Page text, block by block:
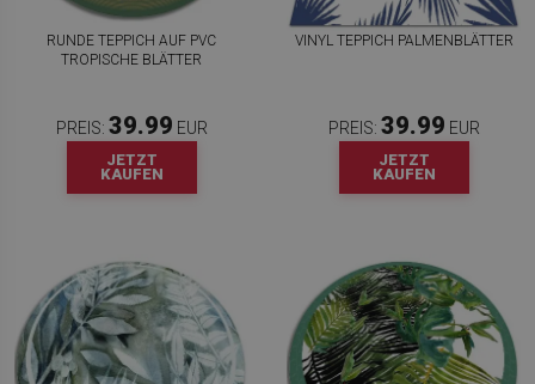
RUNDE TEPPICH AUF PVC
TROPISCHE BLÄTTER
PREIS: 39.99 EUR
JETZT
KAUFEN
VINYL TEPPICH PALMENBLÄTTER
PREIS: 39.99 EUR
JETZT
KAUFEN